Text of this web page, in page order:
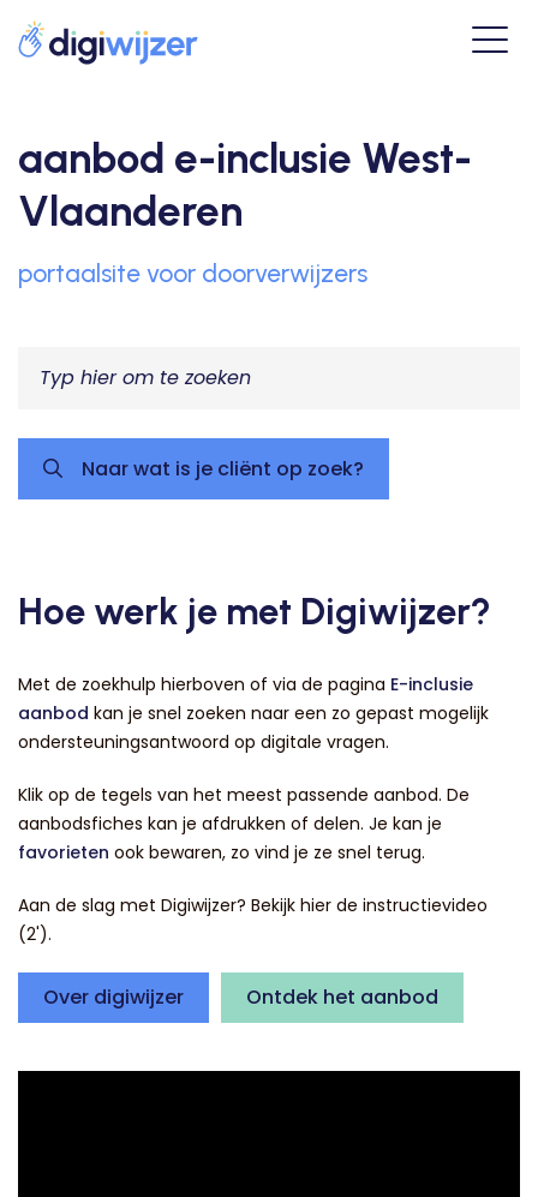
aanbod e-inclusie West-
Vlaanderen
portaalsite voor doorverwijzers
Naar wat is je cliënt op zoek?
Hoe werk je met Digiwijzer?
Met de zoekhulp hierboven of via de pagina E-inclusie
aanbod kan je snel zoeken naar een zo gepast mogelijk
ondersteuningsantwoord op digitale vragen.
Klik op de tegels van het meest passende aanbod. De
aanbodsfiches kan je afdrukken of delen. Je kan je
favorieten ook bewaren, zo vind je ze snel terug.
Aan de slag met Digiwijzer? Bekijk hier de instructievideo
(2').
Over digiwijzer Ontdek het aanbod